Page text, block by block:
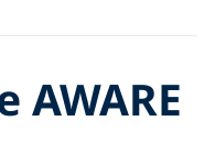
AWARE